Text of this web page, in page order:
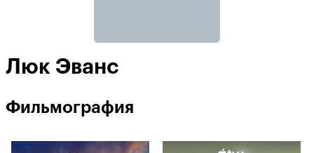
Люк Эванс
Фильмография